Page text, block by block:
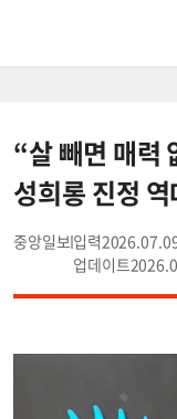
“살 빼면 매력
성희롱 진정
중앙일보